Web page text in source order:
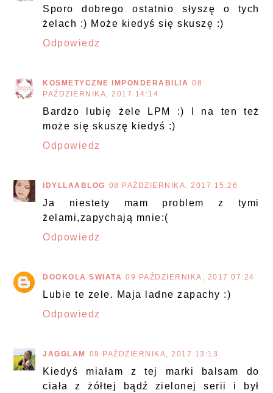
Sporo dobrego ostatnio słyszę o tych
żelach :) Może kiedyś się skuszę :)
Odpowiedz
KOSMETYCZNE IMPONDERABILIA 08
PAŹDZIERNIKA, 2017 14:14
Bardzo lubię żele LPM :) I na ten też
może się skuszę kiedyś :)
Odpowiedz
IDYLLAABLOG 08 PAŹDZIERNIKA, 2017 15:26
Ja niestety mam problem z tymi
żelami,zapychają mnie:(
Odpowiedz
DOOKOLA SWIATA 09 PAŹDZIERNIKA, 2017 07:24
Lubie te zele. Maja ladne zapachy :)
Odpowiedz
JAGGLAM 09 PAŹDZIERNIKA, 2017 13:13
Kiedyś miałam z tej marki balsam do
ciała z żółtej bądź zielonej serii i był